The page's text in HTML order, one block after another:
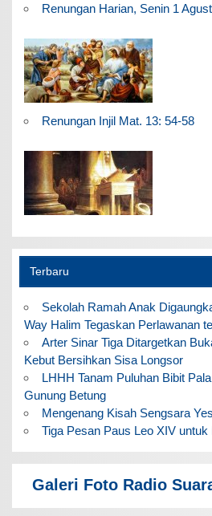
Renungan Harian, Senin 1
Renungan Injil Mat. 13: 54-58
Terbaru
Sekolah Ramah Anak
Way Halim Tegaskan Perlawanan
Arter Sinar Tiga Ditargetkan
Kebut Bersihkan Sisa Longsor
LHHH Tanam Puluhan Bibit
Gunung Betung
Mengenang Kisah Sengsara
Tiga Pesan Paus Leo XIV
Galeri Foto Radio